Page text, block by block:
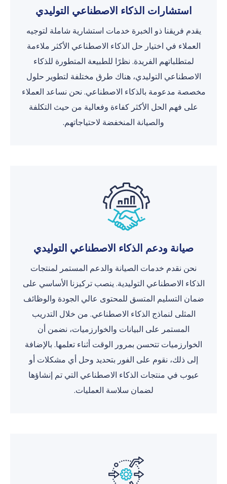
استشارات الذكاء الاصطناعي التوليدي
يقدم فريقنا ذو الخبرة خدمات استشارية شاملة لتوجيه
العملاء في اختيار حل الذكاء الاصطناعي الأكثر ملاءمة
لمتطلباتهم الفريدة. نظرًا للطبيعة المتطورة للذكاء
الاصطناعي التوليدي، هناك طرق مختلفة لتطوير حلول
مخصصة مدعومة بالذكاء الاصطناعي. نحن نساعد العملاء
على فهم الحل الأكثر كفاءة وفعالية من حيث التكلفة
والصيانة المنخفضة لاحتياجاتهم.
صيانة ودعم الذكاء الاصطناعي التوليدي
نحن نقدم خدمات الصيانة والدعم المستمر لمنتجات
الذكاء الاصطناعي التوليدية. ينصب تركيزنا الأساسي على
ضمان التسليم المتسق للمحتوى عالي الجودة والوظائف
المثلى لنماذج الذكاء الاصطناعي. من خلال التدريب
المستمر على البيانات والخوارزميات، نضمن أن
الخوارزميات تتحسن بمرور الوقت أثناء تعلمها. بالإضافة
إلى ذلك، نقوم على الفور بتحديد وحل أي مشكلات أو
عيوب في منتجات الذكاء الاصطناعي التي تم إنشاؤها
لضمان سلاسة العمليات.